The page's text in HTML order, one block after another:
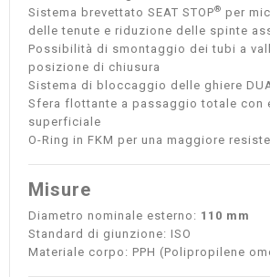
Sistema brevettato SEAT STOP® per
delle tenute e riduzione delle spinte
Possibilità di smontaggio dei tubi a
posizione di chiusura
Sistema di bloccaggio delle ghiere
Sfera flottante a passaggio totale con
superficiale
O-Ring in FKM per una maggiore
Misure
Diametro nominale esterno: 110 mm
Standard di giunzione: ISO
Materiale corpo: PPH (Polipropilene